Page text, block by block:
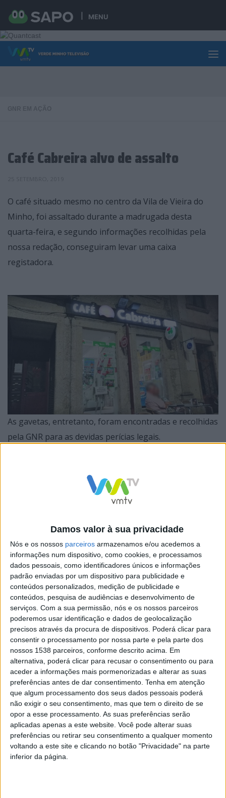
MENU
Damos valor à sua privacidade
Nós e os nossos parceiros armazenamos e/ou acedemos a
informações num dispositivo, como cookies, e processamos
dados pessoais, como identificadores únicos e informações
padrão enviadas por um dispositivo para publicidade e
conteúdos personalizados, medição de publicidade e
conteúdos, pesquisa de audiências e desenvolvimento de
serviços. Com a sua permissão, nós e os nossos parceiros
poderemos usar identificação e dados de geolocalização
precisos através da procura de dispositivos. Poderá clicar para
consentir o processamento por nossa parte e pela parte dos
nossos 1538 parceiros, conforme descrito acima. Em
alternativa, poderá clicar para recusar o consentimento ou para
aceder a informações mais pormenorizadas e alterar as suas
preferências antes de dar consentimento. Tenha em atenção
que algum processamento dos seus dados pessoais poderá
não exigir o seu consentimento, mas que tem o direito de se
opor a esse processamento. As suas preferências serão
aplicadas apenas a este website. Você pode alterar suas
preferências ou retirar seu consentimento a qualquer momento
voltando a este site e clicando no botão "Privacidade" na parte
inferior da página.
Skip to content
Café Cabreira alvo de assalto
O café situado mesmo no centro da Vila de Vieira do
Minho, foi assaltado durante a madrugada desta
quarta-feira, e segundo informações recolhidas pela
nossa redação, conseguiram levar uma caixa
registadora.
As gavetas, entretanto, foram encontradas e recolhidas
pela GNR para as devidas perícias legais.
O caso continua em investigação.
Derrocada em S.João da
Cova – Vieira do Minho
GNR impede agressões
entre adeptos e detém dois
por posse de arma proibida
Município de Braga elimina 4
mil toneladas de resíduos de
lixeiras em seis anos